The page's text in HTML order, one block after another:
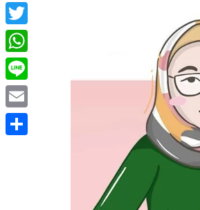
Facebook
Twitter
WhatsApp
Line
Email